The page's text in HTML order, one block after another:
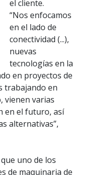
el cliente.
“Nos enfocamos
en el lado de
conectividad (...),
nuevas
tecnologías en la
en proyectos de
trabajando en
vienen varias
en el futuro, así
alternativas”,
uno de los
de maquinaria de